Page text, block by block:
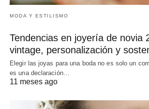
MODA Y ESTILISMO
Tendencias en joyería de novia
vintage, personalización y
Elegir las joyas para una boda no es solo un
es una declaración…
11 meses ago